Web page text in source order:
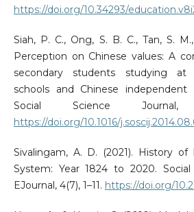
https://doi.org/10.34293/
Siah, P. C., Ong, S. B. C., Tan, S.
Perception on Chinese values: A
secondary students studying at
schools and Chinese independent
Social Science Journal,
https://doi.org/10.1016/
Sivalingam, A. D. (2021). History of
System: Year 1824 to 2020. Social
EJournal, 4(7), 1–11. https://doi.org/